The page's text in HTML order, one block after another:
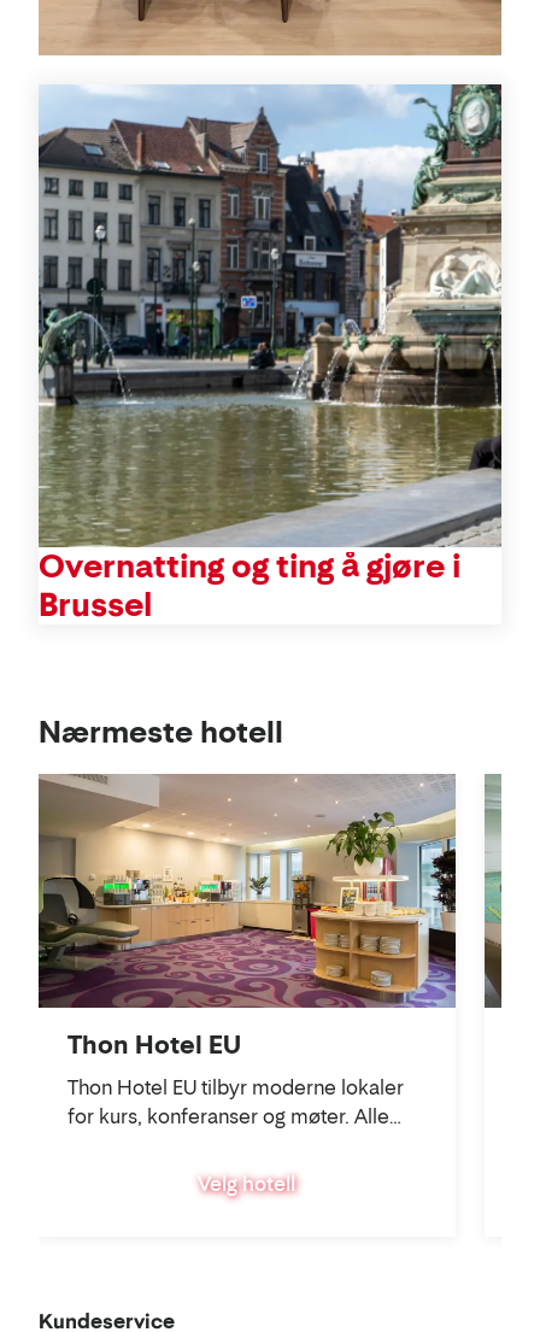
Aktiviteter
Overnatting og ting å gjøre i
Brussel
SeNærmeste hotell
Thon Hotel EU
Thon Hotel EU tilbyr moderne lokaler
for kurs, konferanser og møter. Alle
condition og standard teknisk
konferanseutstyr.
Velg hotell
Kundeservice